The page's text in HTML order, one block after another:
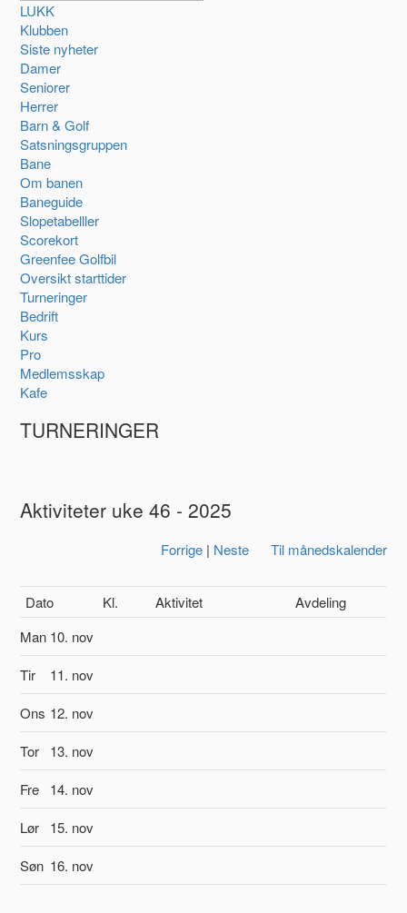
LUKK
Klubben
Siste nyheter
Damer
Seniorer
Herrer
Barn & Golf
Satsningsgruppen
Bane
Om banen
Baneguide
Slopetabelller
Scorekort
Greenfee Golfbil
Oversikt starttider
Turneringer
Bedrift
Kurs
Pro
Medlemsskap
Kafe
TURNERINGER
Aktiviteter uke 46 - 2025
Forrige| Neste Til månedskalender
Dato Kl. Aktivitet
Avdeling
Man 10. nov
Tir
11. nov
Ons 12. nov
Tor
13. nov
Fre
14. nov
Lør
15. nov
Søn 16. nov